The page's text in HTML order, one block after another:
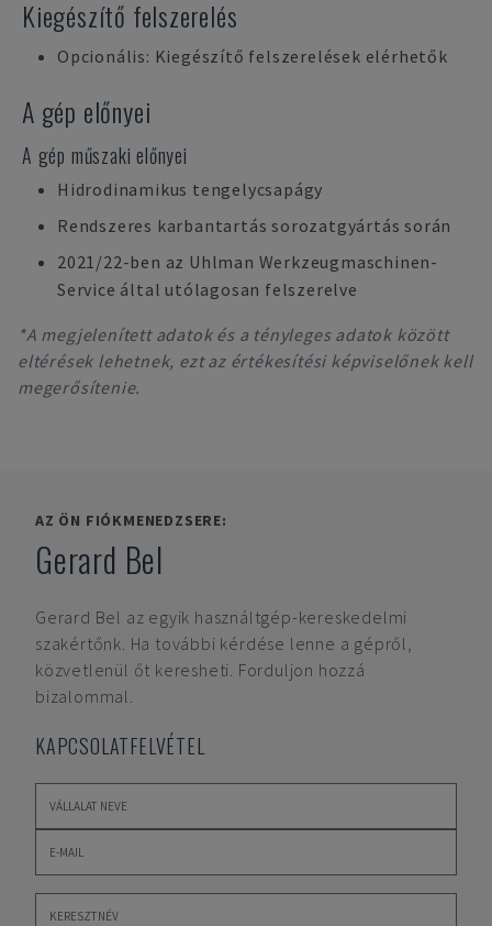
Kiegészítő felszerelés
Opcionális: Kiegészítő felszerelések elérhetők
A gép előnyei
A gép műszaki előnyei
Hidrodinamikus tengelycsapágy
Rendszeres karbantartás sorozatgyártás során
2021/22-ben az Uhlman Werkzeugmaschinen-
Service által utólagosan felszerelve
*A megjelenített adatok és a tényleges adatok között
eltérések lehetnek, ezt az értékesítési képviselőnek kell
megerősítenie.
AZ ÖN FIÓKMENEDZSERE:
Gerard Bel
Gerard Bel az egyik használtgép-kereskedelmi
szakértőnk. Ha további kérdése lenne a gépről,
közvetlenül őt keresheti. Forduljon hozzá
bizalommal.
KAPCSOLATFELVÉTEL